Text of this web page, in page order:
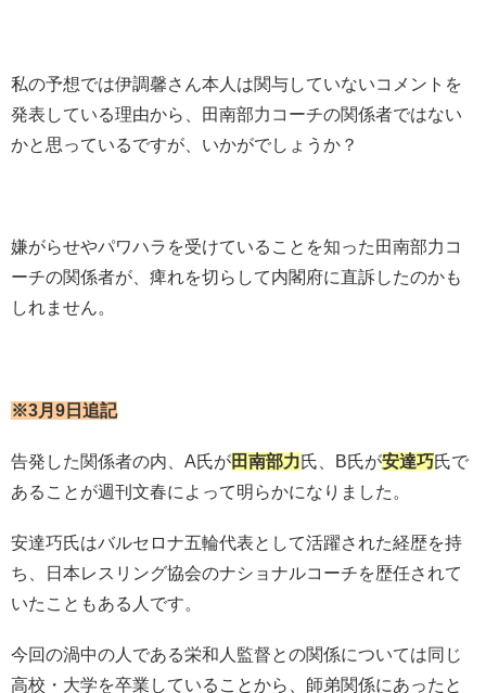
私の予想では伊調馨さん本人は関与していないコメントを
発表している理由から、田南部力コーチの関係者ではない
かと思っているですが、いかがでしょうか？
嫌がらせやパワハラを受けていることを知った田南部力コ
ーチの関係者が、痺れを切らして内閣府に直訴したのかも
しれません。
※3月9日追記
告発した関係者の内、A氏が田南部力氏、B氏が安達巧氏で
あることが週刊文春によって明らかになりました。
安達巧氏はバルセロナ五輪代表として活躍された経歴を持
ち、日本レスリング協会のナショナルコーチを歴任されて
いたこともある人です。
今回の渦中の人である栄和人監督との関係については同じ
高校・大学を卒業していることから、師弟関係にあったと